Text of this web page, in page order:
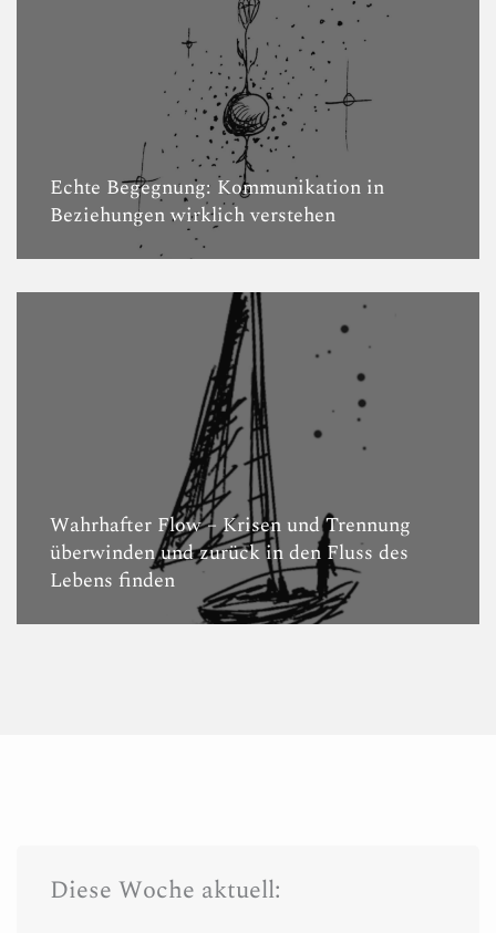
Echte Begegnung: Kommunikation in
Beziehungen wirklich verstehen
Wahrhafter Flow – Krisen und Trennung
überwinden und zurück in den Fluss des
Lebens finden
Diese Woche aktuell: